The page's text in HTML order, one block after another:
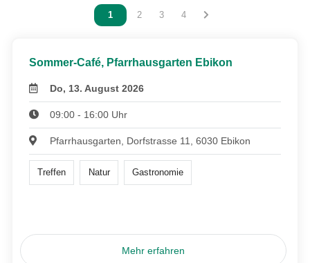
Vous êtes sur la page
1 Vous êtes sur la page
2 Vous êtes sur la page
3 Vous êtes sur la page
4
Sommer-Café, Pfarrhausgarten Ebikon
Do, 13. August 2026
09:00 - 16:00 Uhr
Pfarrhausgarten, Dorfstrasse 11, 6030 Ebikon
Treffen Natur Gastronomie
Mehr erfahren